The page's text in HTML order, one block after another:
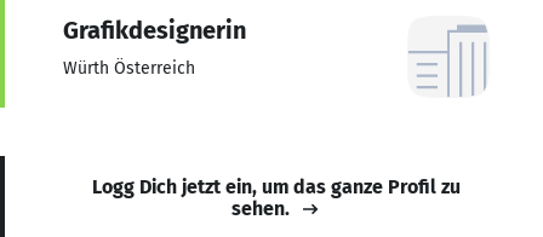
Grafikdesignerin
Würth Österreich
Logg Dich jetzt ein, um das ganze Profil zu
sehen.